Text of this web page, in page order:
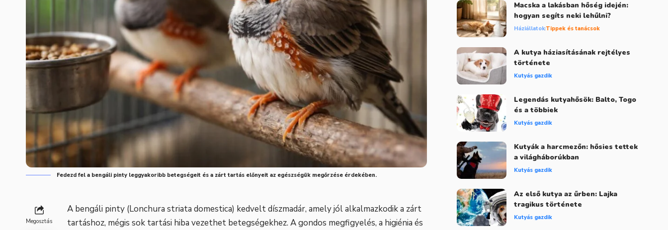
Fedezd fel a bengáli pinty leggyakoribb betegségeit és a zárt tartás előnyeit az egészségük megőrzése érdekében.
Megosztás
A bengáli pinty (Lonchura striata domestica) kedvelt díszmadár, amely jól alkalmazkodik a zárt
tartáshoz, mégis sok tartási hiba vezethet betegségekhez. A gondos megfigyelés, a higiénia és
Macska a lakásban hőség idején:
hogyan segíts neki lehűlni?
HáziállatokTippek és tanácsok
A kutya háziasításának rejtélyes
története
Kutyás gazdik
Legendás kutyahősök: Balto, Togo
és a többiek
Kutyás gazdik
Kutyák a harcmezőn: hősies tettek
a világháborúkban
Kutyás gazdik
Az első kutya az űrben: Lajka
tragikus története
Kutyás gazdik